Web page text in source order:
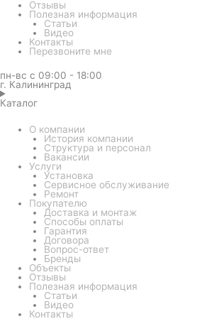
Отзывы
Полезная информация
Статьи
Видео
Контакты
Перезвоните мне
пн-вс с 09:00 - 18:00
г. Калининград
Каталог
О компании
История компании
Структура и персонал
Вакансии
Услуги
Установка
Сервисное обслуживание
Ремонт
Покупателю
Доставка и монтаж
Способы оплаты
Гарантия
Договора
Вопрос-ответ
Бренды
Объекты
Отзывы
Полезная информация
Статьи
Видео
Контакты